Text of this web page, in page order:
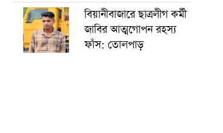
বিয়ানীবাজারে ছাত্রলীগ কর্মী
জাবির আত্মগোপন রহস্য
ফাঁস: তোলপাড়